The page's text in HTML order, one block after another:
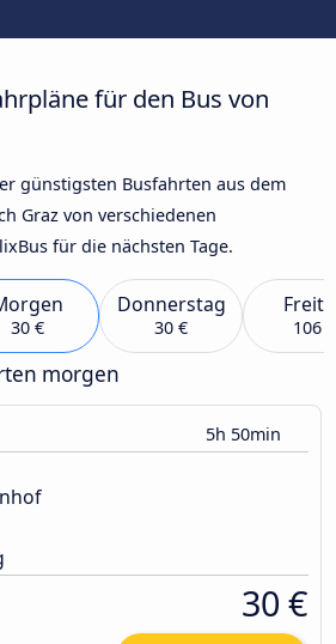
für den Bus von
günstigsten Busfahrten aus dem
Graz von verschiedenen
für die nächsten Tage.
30 €
Donnerstag
30 € 106 €
morgen
5h 50min
30 €